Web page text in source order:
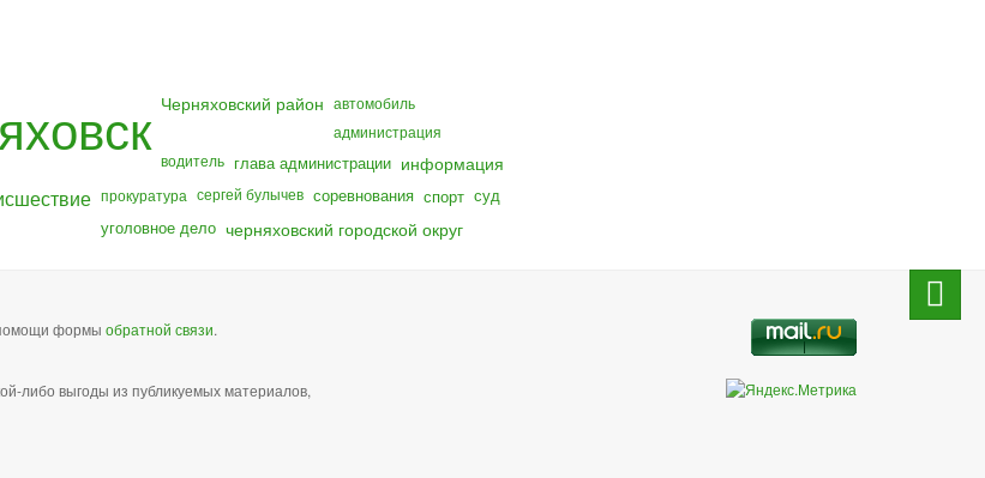
Черняховский район автомобиль
администрация
водитель глава администрации информация
прокуратура сергей булычев соревнования спорт суд
уголовное дело черняховский городской округ
формы обратной связи.
либо выгоды из публикуемых материалов,